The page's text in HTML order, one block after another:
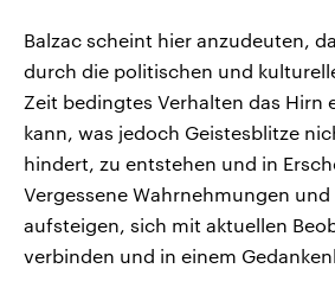
Balzac scheint hier anzudeuten,
durch die politischen und
Zeit bedingtes Verhalten das Hirn
kann, was jedoch Geistesblitze
hindert, zu entstehen und in
Vergessene Wahrnehmungen
aufsteigen, sich mit aktuellen
verbinden und in einem